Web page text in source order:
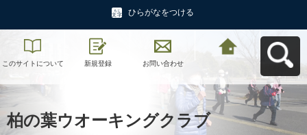
ひらがなをつける
このサイトについて 新規登録 お問い合わせ
サイト かしわん、ぽ
っ？へ戻る
柏の葉ウオーキングクラブ